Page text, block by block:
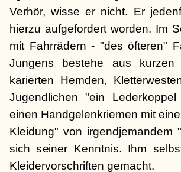
Verhör, wisse er nicht. Er
hierzu aufgefordert worden. Im
mit Fahrrädern - "des öfteren"
Jungens bestehe aus kurzen
karierten Hemden,
Jugendlichen "ein
einen Handgelenkriemen mit
Kleidung" von irgendjemandem
sich seiner Kenntnis. Ihm
Kleidervorschriften gemacht.